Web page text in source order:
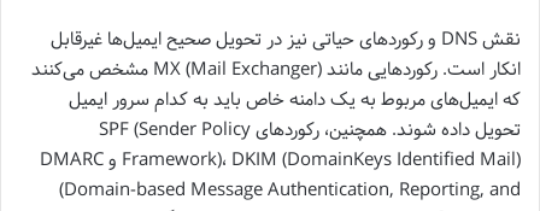
نقش DNS و رکوردهای حیاتی نیز در تحویل صحیح ایمیل‌ها غیرقابل
انکار است. رکوردهایی مانند MX (Mail Exchanger) مشخص می‌کنند
که ایمیل‌های مربوط به یک دامنه خاص باید به کدام سرور ایمیل
تحویل داده شوند. همچنین، رکوردهای SPF (Sender Policy
Framework)، DKIM (DomainKeys Identified Mail) و DMARC
(Domain-based Message Authentication, Reporting, and